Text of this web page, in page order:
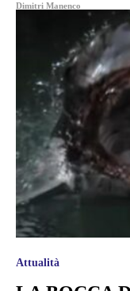
Dimitri Manenco
Attualità